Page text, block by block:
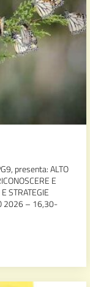
presenta: ALTO
E
STRATEGIE
2026 – 16,30-